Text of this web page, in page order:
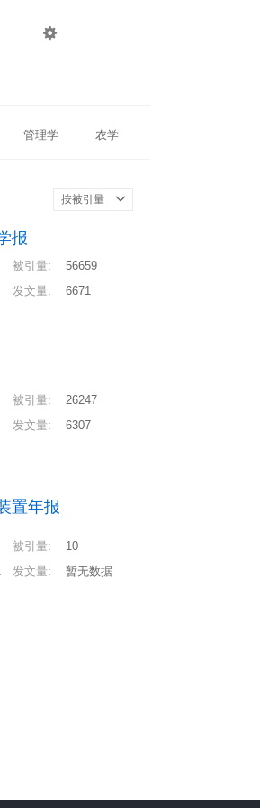

管理学 农学
按被引量
报
被引量:
56659
发文量: 6671
被引量:
26247
发文量: 6307
置年报
被引量:
10
发文量: 暂无数据